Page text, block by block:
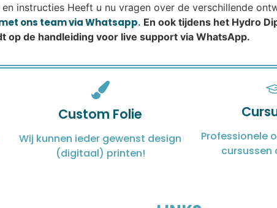
instructies Heeft u nu vragen over de verschillende
ons team via Whatsapp. En ook tijdens het Hydro
op de handleiding voor live support via WhatsApp.
Custom Folie
Wij kunnen ieder gewenst design
(digitaal) printen!
Professionele
cursussen